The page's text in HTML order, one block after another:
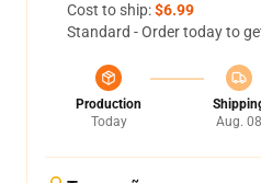
Cost to ship:$6.99
Standard - Order today to
Production
Today
Aug. 08